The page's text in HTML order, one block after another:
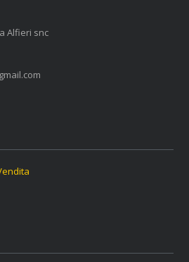
Alfieri snc